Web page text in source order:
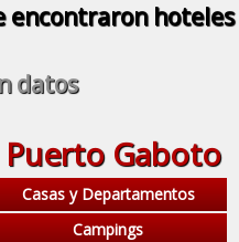
encontraron hoteles
datos
Gaboto
Casas y Departamentos
Campings